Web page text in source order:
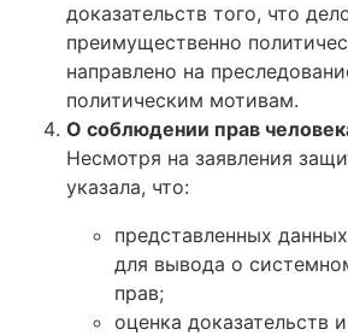
доказательств того, что
преимущественно
направлено на
политическим мотивам.
О соблюдении прав
Несмотря на заявления
указала, что:
представленных
для вывода о
прав;
оценка доказательств